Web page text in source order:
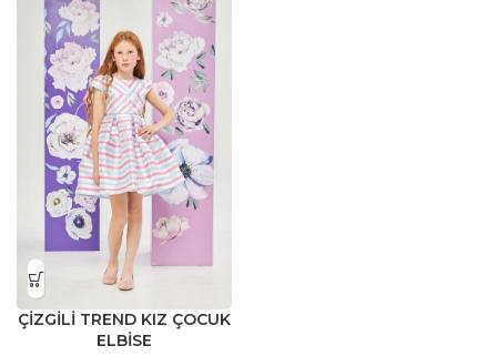
ÇİZGİLİ TREND KIZ ÇOCUK
ELBİSE